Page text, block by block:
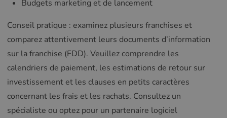
Budgets marketing et de lancement
Conseil pratique : examinez plusieurs franchises et
comparez attentivement leurs documents d’information
sur la franchise (FDD). Veuillez comprendre les
calendriers de paiement, les estimations de retour sur
investissement et les clauses en petits caractères
concernant les frais et les rachats. Consultez un
spécialiste ou optez pour un partenaire logiciel